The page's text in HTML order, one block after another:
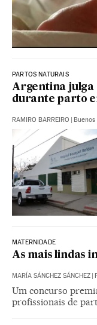
PARTOS NATURAIS
Argentina julga
durante parto
RAMIRO BARREIRO | Buenos
MATERNIDADE
As mais lindas
MARÍA SÁNCHEZ SÁNCHEZ |
Um concurso
profissionais de